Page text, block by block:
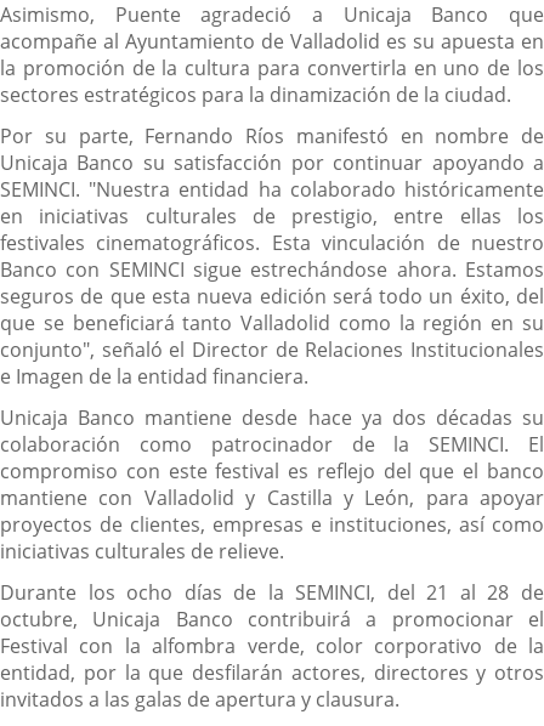
Asimismo, Puente agradeció a Unicaja Banco que
acompañe al Ayuntamiento de Valladolid es su apuesta en
la promoción de la cultura para convertirla en uno de los
sectores estratégicos para la dinamización de la ciudad.
Por su parte, Fernando Ríos manifestó en nombre de
Unicaja Banco su satisfacción por continuar apoyando a
SEMINCI. "Nuestra entidad ha colaborado históricamente
en iniciativas culturales de prestigio, entre ellas los
festivales cinematográficos. Esta vinculación de nuestro
Banco con SEMINCI sigue estrechándose ahora. Estamos
seguros de que esta nueva edición será todo un éxito, del
que se beneficiará tanto Valladolid como la región en su
conjunto", señaló el Director de Relaciones Institucionales
e Imagen de la entidad financiera.
Unicaja Banco mantiene desde hace ya dos décadas su
colaboración como patrocinador de la SEMINCI. El
compromiso con este festival es reflejo del que el banco
mantiene con Valladolid y Castilla y León, para apoyar
proyectos de clientes, empresas e instituciones, así como
iniciativas culturales de relieve.
Durante los ocho días de la SEMINCI, del 21 al 28 de
octubre, Unicaja Banco contribuirá a promocionar el
Festival con la alfombra verde, color corporativo de la
entidad, por la que desfilarán actores, directores y otros
invitados a las galas de apertura y clausura.